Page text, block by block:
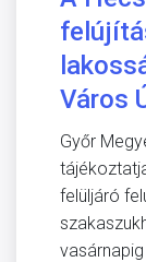
Város
Győr
felüljáró